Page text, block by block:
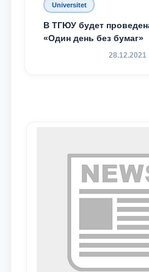
Universitet
В ТГЮУ будет
«Один день без бумаг»
28.12.2021